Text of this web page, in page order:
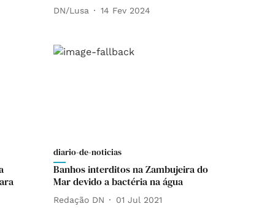
DN/Lusa 14 Fev 2024
diario-de-noticias
Banhos interditos na Zambujeira do
Mar devido a bactéria na água
Redação DN 01 Jul 2021